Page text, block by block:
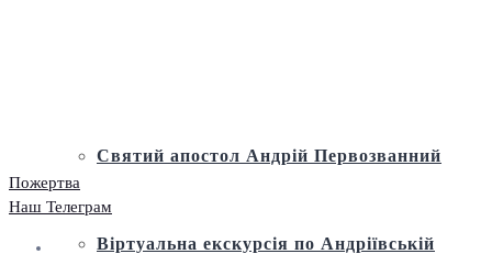
Святий апостол Андрій Первозванний
Віртуальна екскурсія по Андріївській
Пожертва
Наш Телеграм